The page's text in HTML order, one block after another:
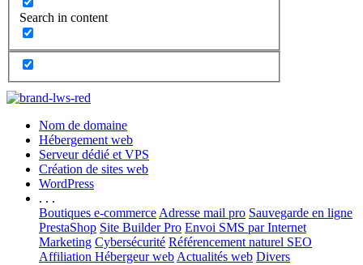
Search in content
Nom de domaine
Hébergement web
Serveur dédié et VPS
Création de sites web
WordPress
. . .
Boutiques e-commerce Adresse mail pro Sauvegarde en ligne
PrestaShop Site Builder Pro Envoi SMS par Internet
Marketing Cybersécurité Référencement naturel SEO
Affiliation Hébergeur web Actualités web Divers